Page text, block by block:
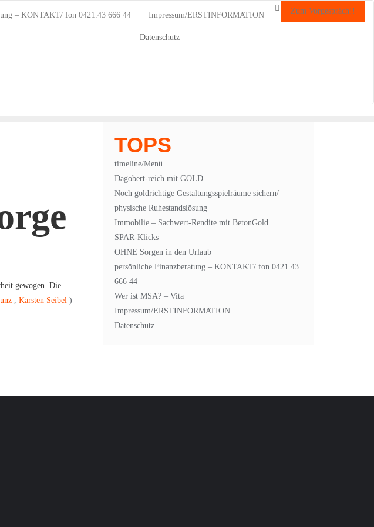
– KONTAKT/ fon 0421.43 666 44 Impressum/ERSTINFORMATION
Datenschutz
Zum Vorgespräch!!
gewogen. Die
, Karsten Seibel )
TOPS
timeline/Menü
Dagobert-reich mit GOLD
Noch goldrichtige Gestaltungsspielräume sichern/
physische Ruhestandslösung
Immobilie – Sachwert-Rendite mit BetonGold
SPAR-Klicks
OHNE Sorgen in den Urlaub
persönliche Finanzberatung – KONTAKT/ fon 0421.43
666 44
Wer ist MSA? – Vita
Impressum/ERSTINFORMATION
Datenschutz